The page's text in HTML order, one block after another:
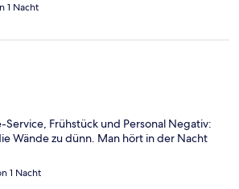
1 Nacht
Service, Frühstück und Personal Negativ:
Wände zu dünn. Man hört in der Nacht
1 Nacht